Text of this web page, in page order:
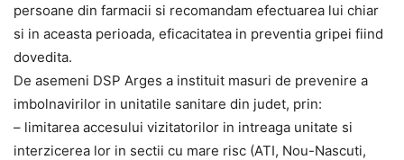
persoane din farmacii si recomandam efectuarea lui chiar
si in aceasta perioada, eficacitatea in preventia gripei fiind
dovedita.
De asemeni DSP Arges a instituit masuri de prevenire a
imbolnavirilor in unitatile sanitare din judet, prin:
– limitarea accesului vizitatorilor in intreaga unitate si
interzicerea lor in sectii cu mare risc (ATI, Nou-Nascuti,